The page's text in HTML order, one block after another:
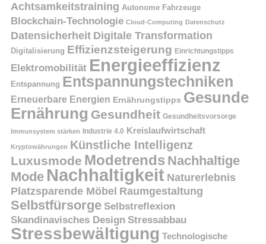
Achtsamkeitstraining Autonome Fahrzeuge
Blockchain-Technologie Cloud-Computing Datenschutz
Datensicherheit Digitale Transformation
Digitalisierung Effizienzsteigerung Einrichtungstipps
Elektromobilität Energieeffizienz
Entspannung Entspannungstechniken
Erneuerbare Energien Ernährungstipps Gesunde
Ernährung Gesundheit Gesundheitsvorsorge
Immunsystem stärken Industrie 4.0 Kreislaufwirtschaft
Kryptowährungen Künstliche Intelligenz
Luxusmode Modetrends Nachhaltige
Mode Nachhaltigkeit Naturerlebnis
Platzsparende Möbel Raumgestaltung
Selbstfürsorge Selbstreflexion
Skandinavisches Design Stressabbau
Stressbewältigung Technologische